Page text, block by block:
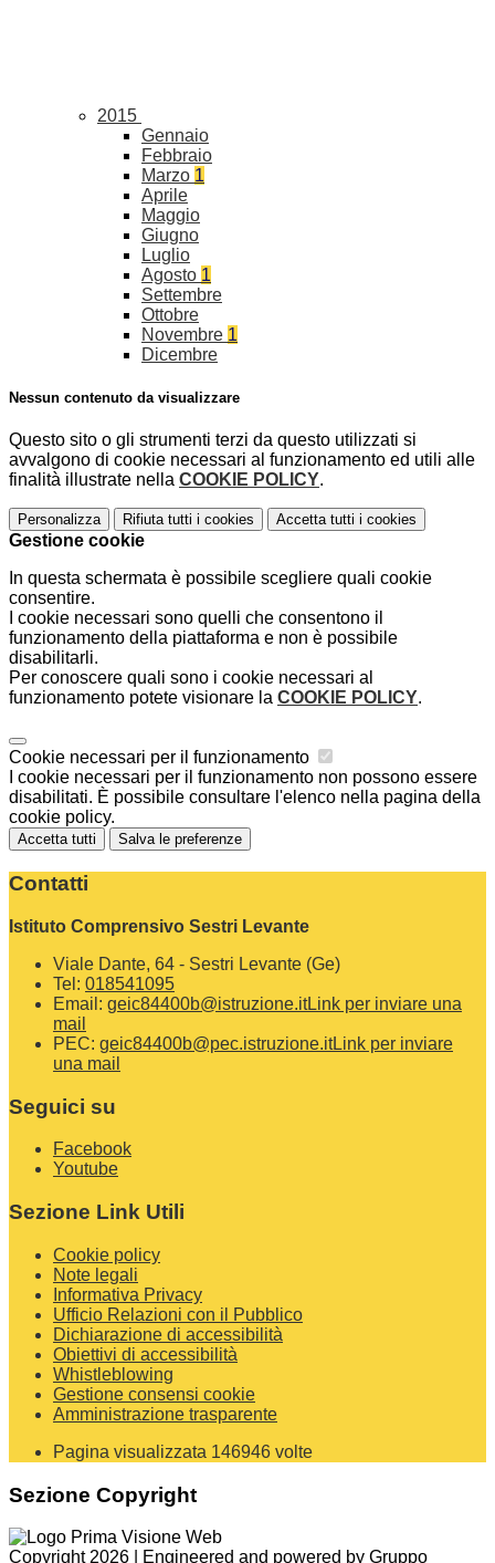
2015
Gennaio
Febbraio
Marzo 1
Aprile
Maggio
Giugno
Luglio
Agosto 1
Settembre
Ottobre
Novembre 1
Dicembre
Nessun contenuto da visualizzare
Questo sito o gli strumenti terzi da questo utilizzati si
avvalgono di cookie necessari al funzionamento ed utili alle
finalità illustrate nella COOKIE POLICY.
Personalizza Rifiuta tutti i cookies Accetta tutti i cookies
Gestione cookie
In questa schermata è possibile scegliere quali cookie
consentire.
I cookie necessari sono quelli che consentono il
funzionamento della piattaforma e non è possibile
disabilitarli.
Per conoscere quali sono i cookie necessari al
funzionamento potete visionare la COOKIE POLICY.
Cookie necessari per il funzionamento
I cookie necessari per il funzionamento non possono essere
disabilitati. È possibile consultare l'elenco nella pagina della
cookie policy.
Accetta tutti Salva le preferenze
Contatti
Istituto Comprensivo Sestri Levante
Viale Dante, 64 - Sestri Levante (Ge)
Tel: 018541095
Email: geic84400b@istruzione.itLink per inviare una
mail
PEC: geic84400b@pec.istruzione.itLink per inviare
una mail
Seguici su
Facebook
Youtube
Sezione Link Utili
Cookie policy
Note legali
Informativa Privacy
Ufficio Relazioni con il Pubblico
Dichiarazione di accessibilità
Obiettivi di accessibilità
Whistleblowing
Gestione consensi cookie
Amministrazione trasparente
Pagina visualizzata 146946 volte
Sezione Copyright
Copyright 2026 | Engineered and powered by Gruppo